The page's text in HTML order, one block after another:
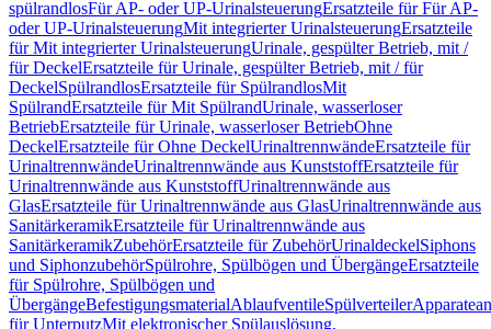
spülrandlosFür AP- oder UP-UrinalsteuerungErsatzteile für Für AP-
oder UP-UrinalsteuerungMit integrierter UrinalsteuerungErsatzteile
für Mit integrierter UrinalsteuerungUrinale, gespülter Betrieb, mit /
für DeckelErsatzteile für Urinale, gespülter Betrieb, mit / für
DeckelSpülrandlosErsatzteile für SpülrandlosMit
SpülrandErsatzteile für Mit SpülrandUrinale, wasserloser
BetriebErsatzteile für Urinale, wasserloser BetriebOhne
DeckelErsatzteile für Ohne DeckelUrinaltrennwändeErsatzteile für
UrinaltrennwändeUrinaltrennwände aus KunststoffErsatzteile für
Urinaltrennwände aus KunststoffUrinaltrennwände aus
GlasErsatzteile für Urinaltrennwände aus GlasUrinaltrennwände aus
SanitärkeramikErsatzteile für Urinaltrennwände aus
SanitärkeramikZubehörErsatzteile für ZubehörUrinaldeckelSiphons
und SiphonzubehörSpülrohre, Spülbögen und ÜbergängeErsatzteile
für Spülrohre, Spülbögen und
ÜbergängeBefestigungsmaterialAblaufventileSpülverteiler
für UnterputzMit elektronischer Spülauslösung,